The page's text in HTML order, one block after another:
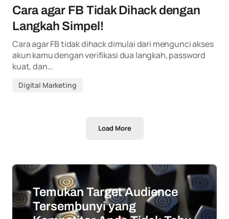
Cara agar FB Tidak Dihack dengan
Langkah Simpel!
Cara agar FB tidak dihack dimulai dari mengunci akses
akun kamu dengan verifikasi dua langkah, password
kuat, dan…
Digital Marketing
Load More
Temukan Target Audience
Tersembunyi yang